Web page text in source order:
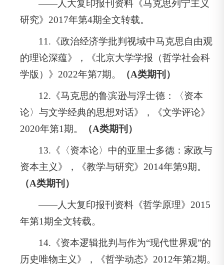
——人大复印报刊资料《马克思列宁主义
研究》2017年第4期全文转载。
11.《政治经济学批判视域中马克思自由观
的理论深蕴》，《北京大学学报（哲学社会科
学版）》2022年第7期。
（A类期刊）
12.《马克思的鲁滨逊与浮士德：〈资本
论〉与文学经典的思想对话》，《文学评论》
2020年第1期。
（A类期刊）
13.《〈资本论〉中的亚里士多德：家政与
资本主义》，《教学与研究》2014年第9期。
（A类期刊）
——人大复印报刊资料《哲学原理》2015
年第1期全文转载。
14.《资本逻辑批判与作为“现代世界观”的
历史唯物主义》，《哲学动态》2012年第2期。